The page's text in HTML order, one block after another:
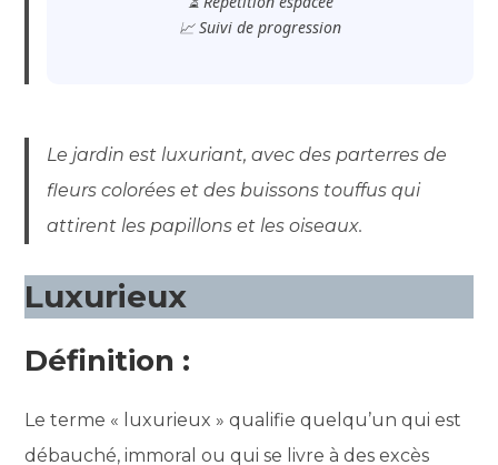
📈 Suivi de progression
Le jardin est luxuriant, avec des parterres de
fleurs colorées et des buissons touffus qui
attirent les papillons et les oiseaux.
Luxurieux
Définition :
Le terme « luxurieux » qualifie quelqu’un qui est
débauché, immoral ou qui se livre à des excès